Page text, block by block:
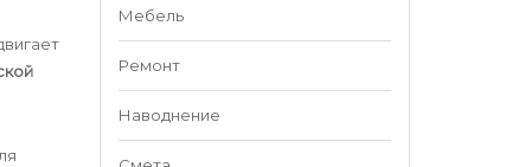
Мебель
Ремонт
Наводнение